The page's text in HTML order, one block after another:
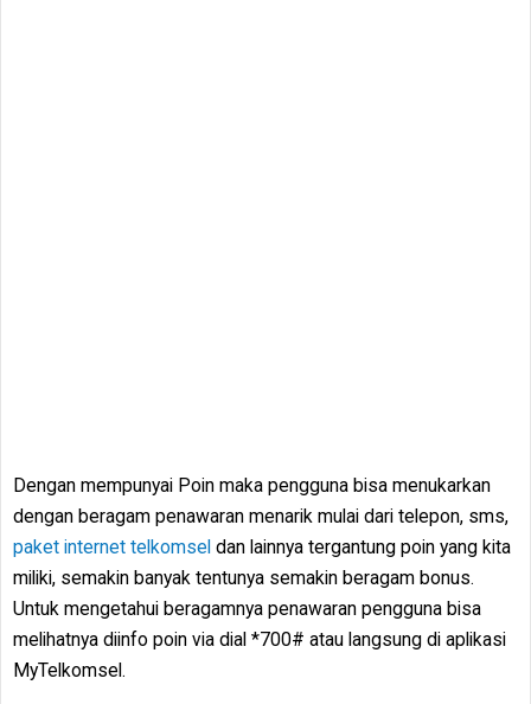
Dengan mempunyai Poin maka pengguna bisa menukarkan
dengan beragam penawaran menarik mulai dari telepon, sms,
paket internet telkomsel dan lainnya tergantung poin yang kita
miliki, semakin banyak tentunya semakin beragam bonus.
Untuk mengetahui beragamnya penawaran pengguna bisa
melihatnya diinfo poin via dial *700# atau langsung di aplikasi
MyTelkomsel.